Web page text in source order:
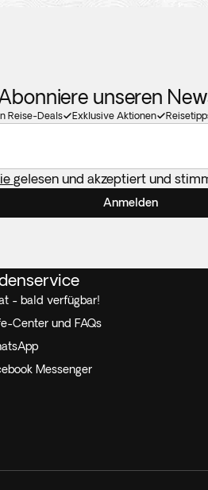
unseren
Reise-Deals Exklusive Aktionen
gelesen und akzeptiert und
Anmelden
- bald verfügbar!
Center und FAQs
Messenger